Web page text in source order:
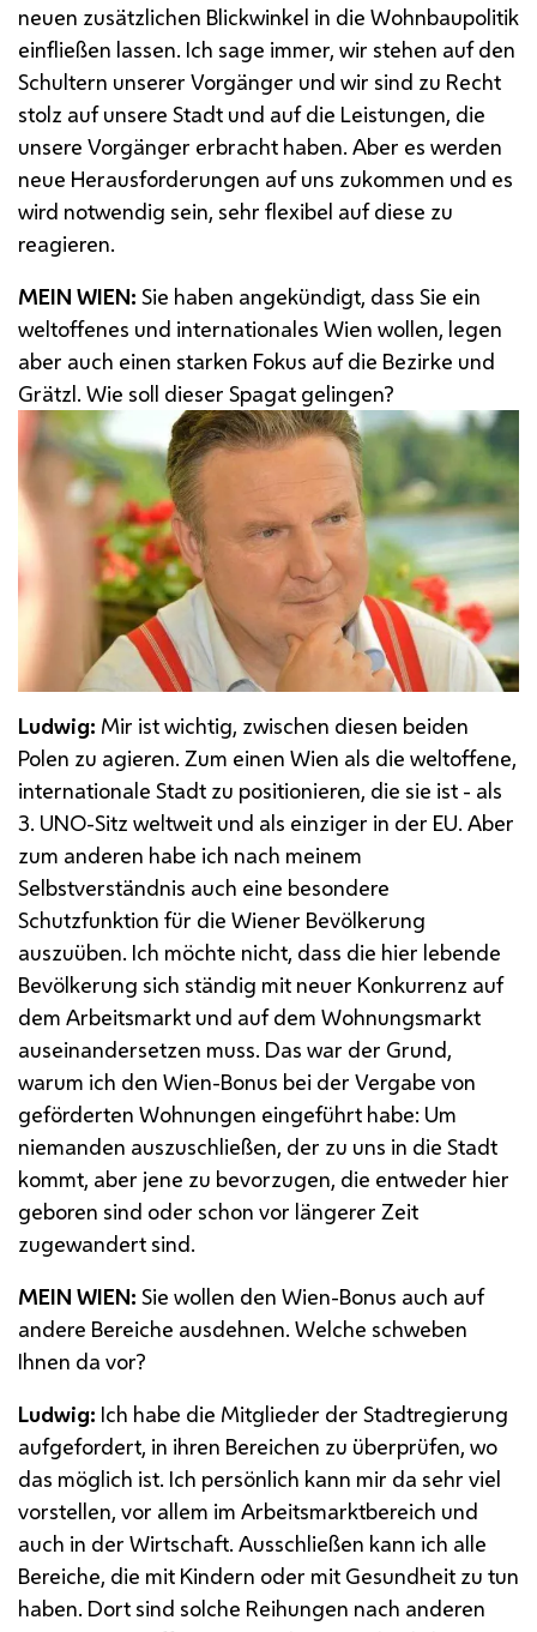
neuen zusätzlichen Blickwinkel in die Wohnbaupolitik
einfließen lassen. Ich sage immer, wir stehen auf den
Schultern unserer Vorgänger und wir sind zu Recht
stolz auf unsere Stadt und auf die Leistungen, die
unsere Vorgänger erbracht haben. Aber es werden
neue Herausforderungen auf uns zukommen und es
wird notwendig sein, sehr flexibel auf diese zu
reagieren.
MEIN WIEN: Sie haben angekündigt, dass Sie ein
weltoffenes und internationales Wien wollen, legen
aber auch einen starken Fokus auf die Bezirke und
Grätzl. Wie soll dieser Spagat gelingen?
Ludwig: Mir ist wichtig, zwischen diesen beiden
Polen zu agieren. Zum einen Wien als die weltoffene,
internationale Stadt zu positionieren, die sie ist - als
3. UNO-Sitz weltweit und als einziger in der EU. Aber
zum anderen habe ich nach meinem
Selbstverständnis auch eine besondere
Schutzfunktion für die Wiener Bevölkerung
auszuüben. Ich möchte nicht, dass die hier lebende
Bevölkerung sich ständig mit neuer Konkurrenz auf
dem Arbeitsmarkt und auf dem Wohnungsmarkt
auseinandersetzen muss. Das war der Grund,
warum ich den Wien-Bonus bei der Vergabe von
geförderten Wohnungen eingeführt habe: Um
niemanden auszuschließen, der zu uns in die Stadt
kommt, aber jene zu bevorzugen, die entweder hier
geboren sind oder schon vor längerer Zeit
zugewandert sind.
MEIN WIEN: Sie wollen den Wien-Bonus auch auf
andere Bereiche ausdehnen. Welche schweben
Ihnen da vor?
Ludwig: Ich habe die Mitglieder der Stadtregierung
aufgefordert, in ihren Bereichen zu überprüfen, wo
das möglich ist. Ich persönlich kann mir da sehr viel
vorstellen, vor allem im Arbeitsmarktbereich und
auch in der Wirtschaft. Ausschließen kann ich alle
Bereiche, die mit Kindern oder mit Gesundheit zu tun
haben. Dort sind solche Reihungen nach anderen